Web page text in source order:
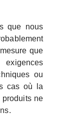
que nous
que
ou
cas où la
ne